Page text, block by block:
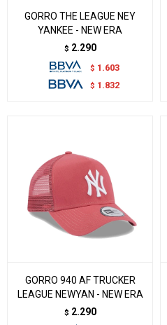
GORRO THE LEAGUE NEY
YANKEE - NEW ERA
$ 2.290
$ 1.603
$ 1.832
GORRO 940 AF TRUCKER
LEAGUE NEWYAN - NEW ERA
$ 2.290